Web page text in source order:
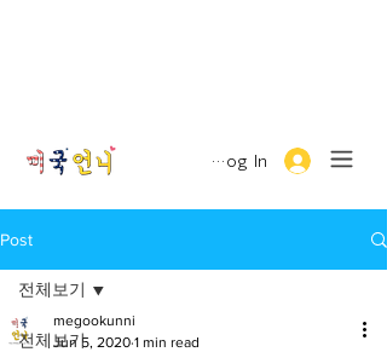
Log In
Post
전체보기
전체보기
megookunni
Jun 5, 2020 1 min read